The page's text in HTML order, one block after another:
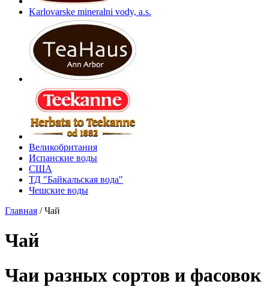
Karlovarske mineralni vody, a.s.
Великобритания
Испанские воды
США
ТД "Байкальская вода"
Чешские воды
Главная /Чай
Чай
Чаи разных сортов и фасовок